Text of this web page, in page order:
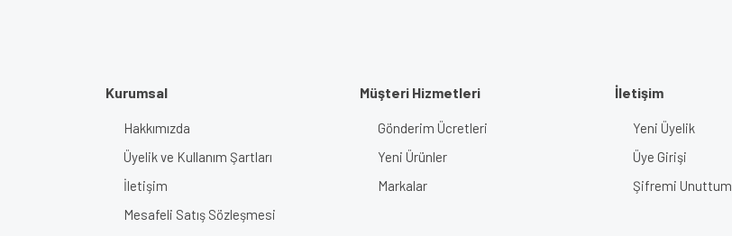
Kurumsal
Hakkımızda
Üyelik ve Kullanım Şartları
İletişim
Mesafeli Satış Sözleşmesi
Müşteri Hizmetleri
Gönderim Ücretleri
Yeni Ürünler
Markalar
İletişim
Yeni Üyelik
Üye Girişi
Şifremi Unuttum